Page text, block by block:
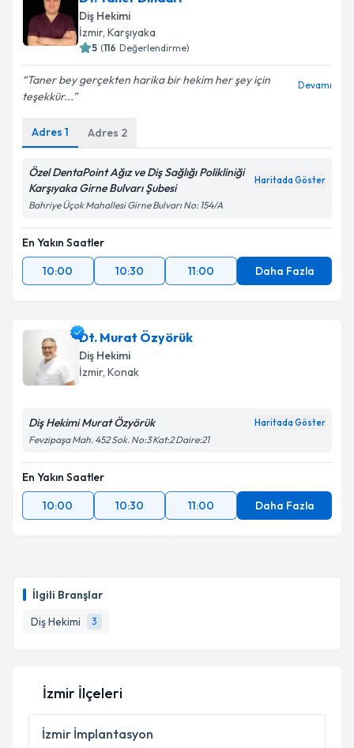
İlgili Branşlar
Diş Hekimi
3
Diş Hekimi
İzmir, Karşıyaka
5 (116 Değerlendirme)
Taner bey gerçekten harika bir hekim her şey için
teşekkür...
Devamı
Adres 1 Adres 2
Özel DentaPoint Ağız ve Diş Sağlığı Polikliniği
Karşıyaka Girne Bulvarı Şubesi
Haritada Göster
Bahriye Üçok Mahallesi Girne Bulvarı No: 154/A
En Yakın Saatler
10:00
10:30 11:00 Daha Fazla
Dt. Murat Özyörük
Diş Hekimi
İzmir, Konak
Diş Hekimi Murat Özyörük Haritada Göster
Fevzipaşa Mah. 452 Sok. No:3 Kat:2 Daire:21
En Yakın Saatler
10:00
10:30 11:00 Daha Fazla
İzmir İlçeleri
İzmir İmplantasyon